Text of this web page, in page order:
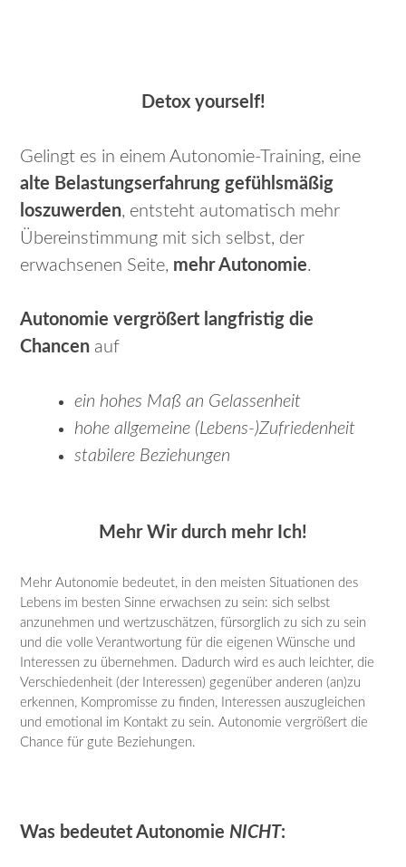
Detox yourself!
Gelingt es in einem Autonomie-Training, eine
alte Belastungserfahrung gefühlsmäßig
loszuwerden, entsteht automatisch mehr
Übereinstimmung mit sich selbst, der
erwachsenen Seite, mehr Autonomie.
Autonomie vergrößert langfristig die
Chancen auf
ein hohes Maß an Gelassenheit
hohe allgemeine (Lebens-)Zufriedenheit
stabilere Beziehungen
Mehr Wir durch mehr Ich!
Mehr Autonomie bedeutet, in den meisten Situationen des
Lebens im besten Sinne erwachsen zu sein: sich selbst
anzunehmen und wertzuschätzen, fürsorglich zu sich zu sein
und die volle Verantwortung für die eigenen Wünsche und
Interessen zu übernehmen. Dadurch wird es auch leichter, die
Verschiedenheit (der Interessen) gegenüber anderen (an)zu
erkennen, Kompromisse zu finden, Interessen auszugleichen
und emotional im Kontakt zu sein. Autonomie vergrößert die
Chance für gute Beziehungen.
Was bedeutet Autonomie NICHT: